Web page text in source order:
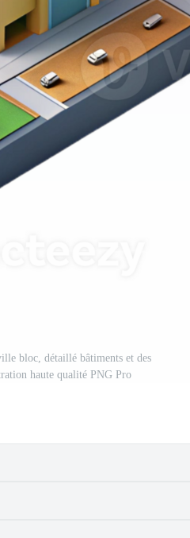
bloc, détaillé bâtiments et des
haute qualité PNG Pro